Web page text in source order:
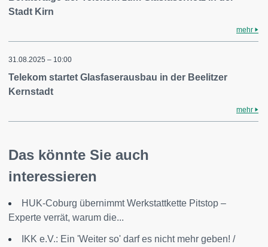
Stadt Kirn
mehr
31.08.2025 – 10:00
Telekom startet Glasfaserausbau in der Beelitzer
Kernstadt
mehr
Das könnte Sie auch
interessieren
HUK-Coburg übernimmt Werkstattkette Pitstop –
Experte verrät, warum die...
IKK e.V.: Ein 'Weiter so' darf es nicht mehr geben! /